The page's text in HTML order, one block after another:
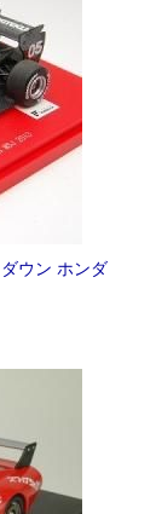
ウン ホンダ